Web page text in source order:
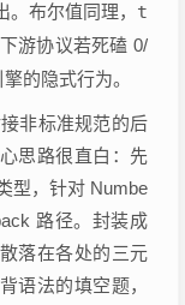
布尔值同理， t
游协议若死磕 0/
的隐式行为。
非标准规范的后
思路很直白：先
型，针对 Numbe
路径。封装成
落在各处的三元
语法的填空题，